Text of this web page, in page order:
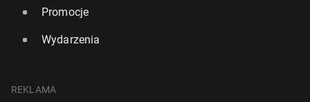
Promocje
Wydarzenia
REKLAMA